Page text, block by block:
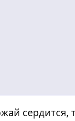
сердится,